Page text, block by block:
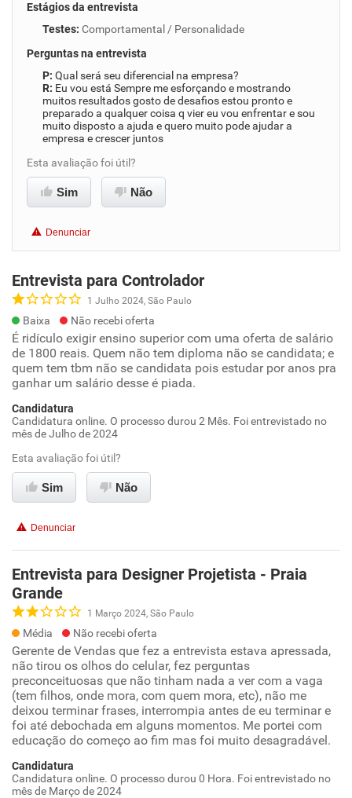
Estágios da entrevista
Testes: Comportamental / Personalidade
Perguntas na entrevista
Qual será seu diferencial na empresa?
Eu vou está Sempre me esforçando e mostrando
muitos resultados gosto de desafios estou pronto e
preparado a qualquer coisa q vier eu vou enfrentar e sou
muito disposto a ajuda e quero muito pode ajudar a
empresa e crescer juntos
Esta avaliação foi útil?
Sim Não
Denunciar
Entrevista para Controlador
1 Julho 2024, São Paulo
Baixa Não recebi oferta
É ridículo exigir ensino superior com uma oferta de salário
de 1800 reais. Quem não tem diploma não se candidata; e
quem tem tbm não se candidata pois estudar por anos pra
ganhar um salário desse é piada.
Candidatura
Candidatura online. O processo durou 2 Mês. Foi entrevistado no
mês de Julho de 2024
Esta avaliação foi útil?
Sim Não
Denunciar
Entrevista para Designer Projetista - Praia
Grande
1 Março 2024, São Paulo
Média Não recebi oferta
Gerente de Vendas que fez a entrevista estava apressada,
não tirou os olhos do celular, fez perguntas
preconceituosas que não tinham nada a ver com a vaga
(tem filhos, onde mora, com quem mora, etc), não me
deixou terminar frases, interrompia antes de eu terminar e
foi até debochada em alguns momentos. Me portei com
educação do começo ao fim mas foi muito desagradável.
Candidatura
Candidatura online. O processo durou 0 Hora. Foi entrevistado no
mês de Março de 2024